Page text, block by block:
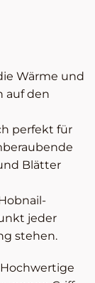
Wärme und
auf den
perfekt für
Blätter
jeder
stehen.
Hochwertige